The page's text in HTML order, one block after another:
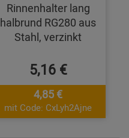
Rinnenhalter lang
halbrund RG280 aus
Stahl, verzinkt
5,16 €
4,85 €
mit Code: CxLyh2Ajne